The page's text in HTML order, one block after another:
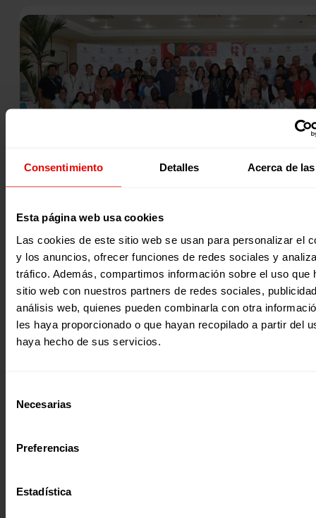
Consentimiento Detalles Acerca de
Esta página web usa cookies
Las cookies de este sitio web se usan para personalizar el
y los anuncios, ofrecer funciones de redes sociales y
tráfico. Además, compartimos información sobre el uso que
sitio web con nuestros partners de redes sociales,
análisis web, quienes pueden combinarla con otra
les haya proporcionado o que hayan recopilado a partir del
haya hecho de sus servicios.
Necesarias
Preferencias
Estadística
Noticia
|
Participación y ciudadanía global
CELEBRACIÓN DE LA ASAMBLEA XXXVIII DE LA FEDERACIÓN
INTERNACIONAL FE Y ALEGRÍA
Entre el 20 y el 24 de marzo ha tenido lugar la Asamblea
XXXVIII y el Consejo de Directores…